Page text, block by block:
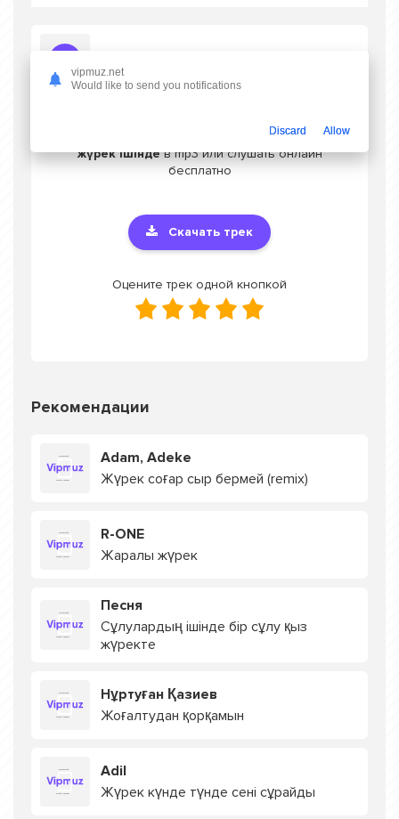
Скачать песню Нұртуған Қазиев - Жүрегің
жүрек ішіндев mp3 или слушать онлайн
бесплатно
Скачать трек
Оцените трек одной кнопкой
Рекомендации
Adam, Adeke
Жүрек соғар сыр бермей (remix)
R-ONE
Жаралы жүрек
Песня
Сұлулардың ішінде бір сұлу қыз
жүректе
Нұртуған Қазиев
Жоғалтудан қорқамын
Adil
Жүрек күнде түнде сені сұрайды
vipmuz.net
Would like to send you notifications
Discard Allow